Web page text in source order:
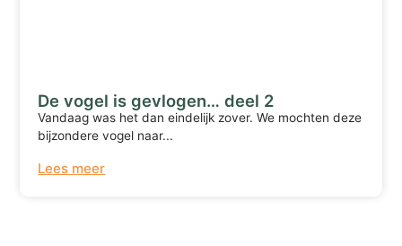
De vogel is gevlogen… deel 2
Vandaag was het dan eindelijk zover. We mochten deze
bijzondere vogel naar...
Lees meer